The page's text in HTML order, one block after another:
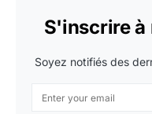
S'inscrire à
Soyez notifiés des